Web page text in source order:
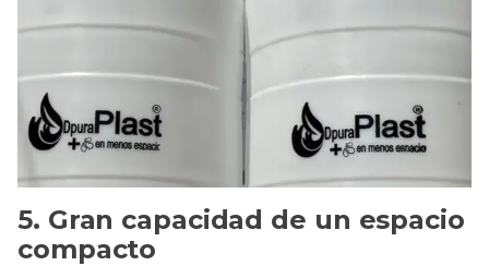
5. Gran capacidad de un espacio
compacto